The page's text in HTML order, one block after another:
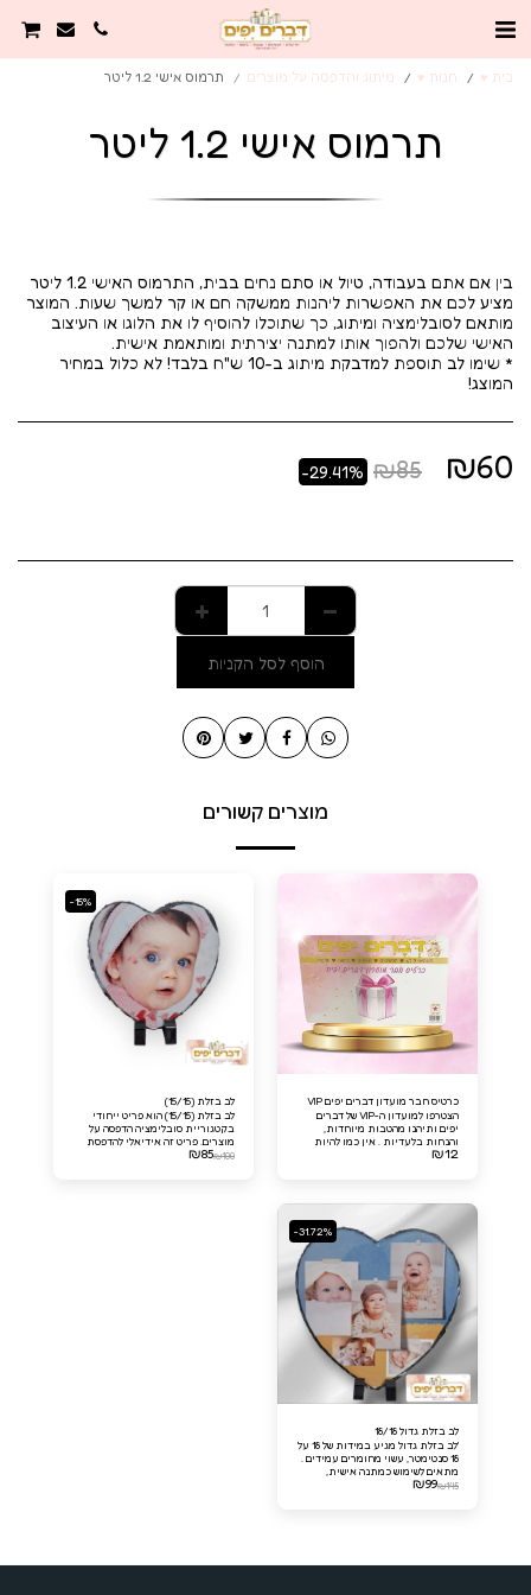
בית ♥️ חנות ♥️ מיתוג והדפסה על מוצרים תרמוס אישי 1.2 ליטר
תרמוס אישי 1.2 ליטר
בין אם אתם בעבודה, טיול או סתם נחים בבית, התרמוס האישי 1.2 ליטר
מציע לכם את האפשרות ליהנות ממשקה חם או קר למשך שעות. המוצר
מותאם לסובלימציה ומיתוג, כך שתוכלו להוסיף לו את הלוגו או העיצוב
* שימו לב תוספת למדבקת מיתוג ב-10 ש"ח בלבד! לא כלול במחיר
המוצג!
₪60
₪85
-29.41%
הוסף לסל הקניות
מוצרים קשורים
כרטיס חבר מועדון דברים יפים VIP
הצטרפו למועדון ה-VIP של דברים
יפים ותיהנו מהטבות מיוחדות,
והנחות בלעדיות . אין כמו להיות
חבר מועדון דברים יפים VIP!
₪12
-15%
לב בזלת (15/15)
לב בזלת (15/15) הוא פריט ייחודי
בקטגוריית סובלימציה הדפסה על
מוצרים. פריט זה אידיאלי להדפסת
תמונות אישיות, הקדשות, או כל
₪100
₪85
-31.72%
לב בזלת גדול 18/18
'לב בזלת גדול מגיע במידות של 18 על
18 סנטימטר, עשוי מחומרים עמידים .
מתאים לשימוש כמתנה אישית,
ומעורר התפעלות ומציג רושם
₪145
₪99